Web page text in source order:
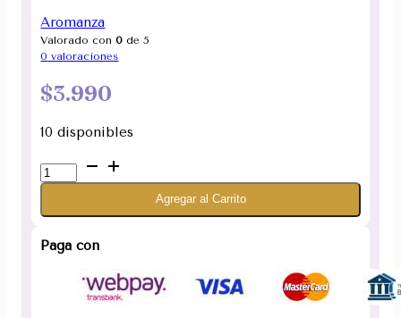
Aromanza
Valorado con0 de 5
0 valoraciones
$3.990
10 disponibles
Sahumerio
Abundancia
Aromanza
Agregar al Carrito
Paga con